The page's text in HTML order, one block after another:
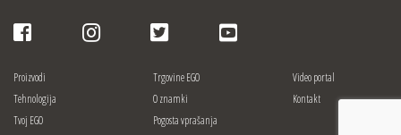
Proizvodi
Tehnologija
Tvoj EGO
Trgovine EGO
O znamki
Pogosta vprašanja
Video portal
Kontakt